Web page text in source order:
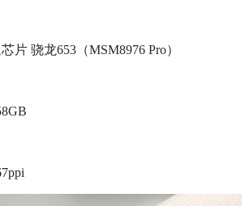
片 骁龙653（MSM8976 Pro）